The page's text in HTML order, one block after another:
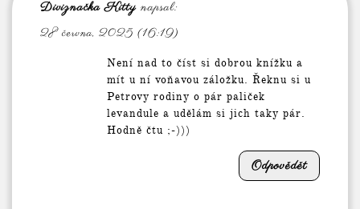
Diviznačka Kitty napsal:
28 června, 2025 (16:19)
Není nad to číst si dobrou knížku a
mít u ní voňavou záložku. Řeknu si u
Petrovy rodiny o pár paliček
levandule a udělám si jich taky pár.
Hodně čtu ;-)))
Odpovědět